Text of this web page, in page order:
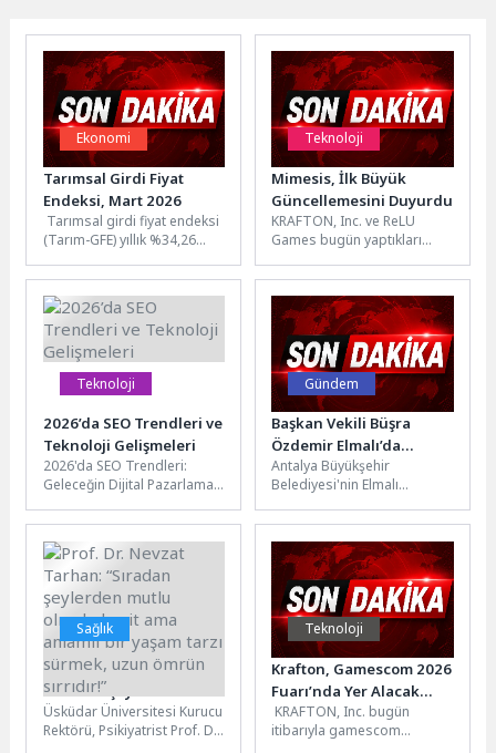
Ekonomi
Tarımsal Girdi Fiyat
Endeksi, Mart 2026
Tarımsal girdi fiyat endeksi
(Tarım-GFE) yıllık %34,26
GFE'de (2020=100), 2026 yılı
Mart...
Teknoloji
Mimesis, İlk Büyük
Güncellemesini Duyurdu
KRAFTON, Inc. ve ReLU
Games bugün yaptıkları
bünyesindeki oyun stüdyosu
ReLU Games tarafından...
Teknoloji
2026’da SEO Trendleri ve
Teknoloji Gelişmeleri
2026'da SEO Trendleri:
Geleceğin Dijital Pazarlama
girerken dijital pazarlama
dünyasında SEO
trendlerinde...
Gündem
Başkan Vekili Büşra
Özdemir Elmalı’da
muhtarlarla buluştu
Antalya Büyükşehir
Belediyesi'nin Elmalı
değerlendirmek amacıyla
Büyükşehir Belediyesi
Başkan Vekili Büşra
Özdemir'in katılımlarıyla...
Sağlık
Prof. Dr. Nevzat Tarhan:
“Sıradan şeylerden
mutlu olmak, basit ama
anlamlı bir yaşam tarzı
Üsküdar Üniversitesi Kurucu
Rektörü, Psikiyatrist Prof. Dr.
Teknoloji
Krafton, Gamescom 2026
Fuarı’nda Yer Alacak
Oyunlarına Dair Yeni
Ayrıntıları Paylaştı
KRAFTON, Inc. bugün
itibarıyla gamescom